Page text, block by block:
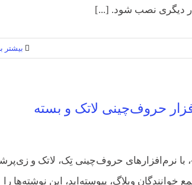
دیگری نصب شود. [...]
بیشتر
حروف‌چینی لاتک و بسته
با نرم‌افزارهای حروف‌چینی تِک، لاتک و
خوانندگان وبلاگ، پیوسته‌اید، این نوشته‌ها را